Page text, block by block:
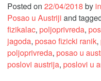
Posted on 22/04/2018 by
Posao u Austriji and
fizikalac, poljoprivreda,
jagoda, posao fizicki ranik,
poljoprivreda, posao u
poslovi austrija, poslovi u